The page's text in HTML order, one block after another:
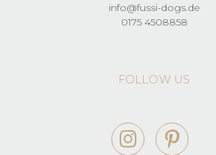
info@fussi-dogs.de
0175 4508858
FOLLOW US